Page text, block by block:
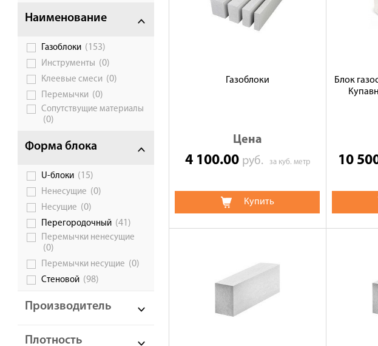
Галерея объектов
Контакты
Наименование
Газоблоки (153)
Инструменты (0)
Клеевые смеси (0)
Перемычки (0)
Сопутствущие материалы
(0)
Форма блока
U-блоки (15)
Ненесущие (0)
Несущие (0)
Перегородочный (41)
Перемычки ненесущие
(0)
Перемычки несущие (0)
Стеновой (98)
Производитель
Плотность
Газоблоки
Цена
4 100.00 руб. за куб. метр
Купить
Блок
10